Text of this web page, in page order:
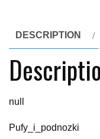
DESCRIPTION
null
Pufy_i_podnozki